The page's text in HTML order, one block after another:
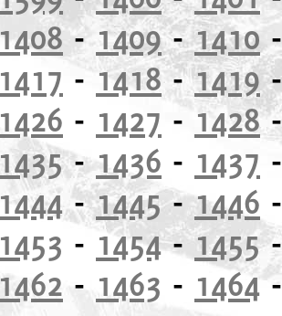
1408-1409-1410
1417 -1418-1419
1426 - 1427 - 1428
1435-1436 - 1437
1444-1445-1446
1453 - 1454-1455
1462 - 1463 - 1464